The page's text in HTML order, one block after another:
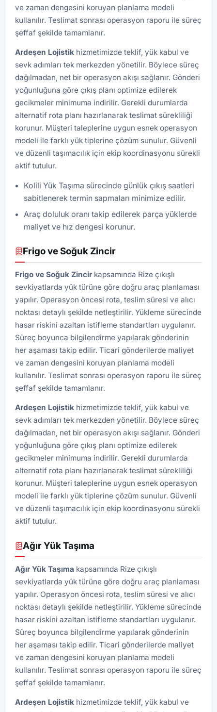
ve zaman dengesini koruyan planlama modeli
kullanılır. Teslimat sonrası operasyon raporu ile süreç
şeffaf şekilde tamamlanır.
Ardeşen Lojistik hizmetimizde teklif, yük kabul ve
sevk adımları tek merkezden yönetilir. Böylece süreç
dağılmadan, net bir operasyon akışı sağlanır. Gönderi
yoğunluğuna göre çıkış planı optimize edilerek
gecikmeler minimuma indirilir. Gerekli durumlarda
alternatif rota planı hazırlanarak teslimat sürekliliği
korunur. Müşteri taleplerine uygun esnek operasyon
modeli ile farklı yük tiplerine çözüm sunulur. Güvenli
ve düzenli taşımacılık için ekip koordinasyonu sürekli
aktif tutulur.
Kolili Yük Taşıma sürecinde günlük çıkış saatleri
sabitlenerek termin sapmaları minimize edilir.
Araç doluluk oranı takip edilerek parça yüklerde
maliyet ve hız dengesi korunur.
Frigo ve Soğuk Zincir
Frigo ve Soğuk Zincir kapsamında Rize çıkışlı
sevkiyatlarda yük türüne göre doğru araç planlaması
yapılır. Operasyon öncesi rota, teslim süresi ve alıcı
noktası detaylı şekilde netleştirilir. Yükleme sürecinde
hasar riskini azaltan istifleme standartları uygulanır.
Süreç boyunca bilgilendirme yapılarak gönderinin
her aşaması takip edilir. Ticari gönderilerde maliyet
ve zaman dengesini koruyan planlama modeli
kullanılır. Teslimat sonrası operasyon raporu ile süreç
şeffaf şekilde tamamlanır.
Ardeşen Lojistik hizmetimizde teklif, yük kabul ve
sevk adımları tek merkezden yönetilir. Böylece süreç
dağılmadan, net bir operasyon akışı sağlanır. Gönderi
yoğunluğuna göre çıkış planı optimize edilerek
gecikmeler minimuma indirilir. Gerekli durumlarda
alternatif rota planı hazırlanarak teslimat sürekliliği
korunur. Müşteri taleplerine uygun esnek operasyon
modeli ile farklı yük tiplerine çözüm sunulur. Güvenli
ve düzenli taşımacılık için ekip koordinasyonu sürekli
aktif tutulur.
Ağır Yük Taşıma
Ağır Yük Taşıma kapsamında Rize çıkışlı
sevkiyatlarda yük türüne göre doğru araç planlaması
yapılır. Operasyon öncesi rota, teslim süresi ve alıcı
noktası detaylı şekilde netleştirilir. Yükleme sürecinde
hasar riskini azaltan istifleme standartları uygulanır.
Süreç boyunca bilgilendirme yapılarak gönderinin
her aşaması takip edilir. Ticari gönderilerde maliyet
ve zaman dengesini koruyan planlama modeli
kullanılır. Teslimat sonrası operasyon raporu ile süreç
şeffaf şekilde tamamlanır.
Ardeşen Lojistik hizmetimizde teklif, yük kabul ve